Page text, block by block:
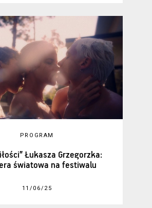
PROGRAM
Łukasza Grzegorzka:
światowa na festiwalu
11/06/25